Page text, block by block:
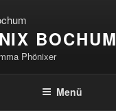
BOCHUM
Phönixer
Menü